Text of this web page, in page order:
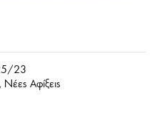
23
, Νέες Αφίξεις